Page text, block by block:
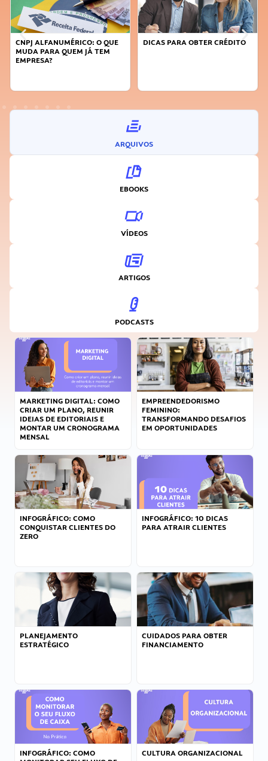
CNPJ ALFANUMÉRICO: O QUE
MUDA PARA QUEM JÁ TEM
EMPRESA?
DICAS PARA OBTER CRÉDITO
ARQUIVOS
EBOOKS
VÍDEOS
ARTIGOS
PODCASTS
MARKETING DIGITAL: COMO
CRIAR UM PLANO, REUNIR
IDEIAS DE EDITORIAIS E
MONTAR UM CRONOGRAMA
MENSAL
EMPREENDEDORISMO
FEMININO:
TRANSFORMANDO DESAFIOS
EM OPORTUNIDADES
INFOGRÁFICO: COMO
CONQUISTAR CLIENTES DO
ZERO
INFOGRÁFICO: 10 DICAS
PARA ATRAIR CLIENTES
PLANEJAMENTO
ESTRATÉGICO
CUIDADOS PARA OBTER
FINANCIAMENTO
INFOGRÁFICO: COMO
CULTURA ORGANIZACIONAL